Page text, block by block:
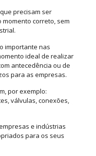
precisam ser
correto, sem
importante nas
ideal de realizar
antecedência ou de
para as empresas.
por exemplo:
válvulas, conexões,
e indústrias
para os seus